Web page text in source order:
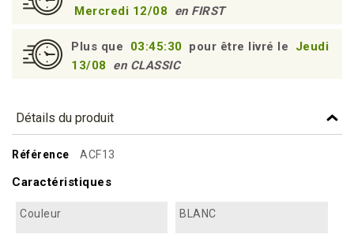
Mercredi 12/08
en FIRST
Plus que 03:45:30 pour être livré le
Jeudi
13/08
en CLASSIC
Détails du produit
Référence ACF13
Caractéristiques
Couleur BLANC